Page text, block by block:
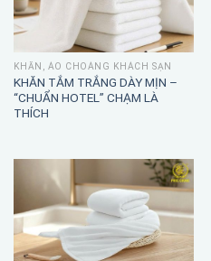
KHĂN, ÁO CHOÀNG KHÁCH SẠN
KHĂN TẮM TRẮNG DÀY MỊN –
“CHUẨN HOTEL” CHẠM LÀ
THÍCH